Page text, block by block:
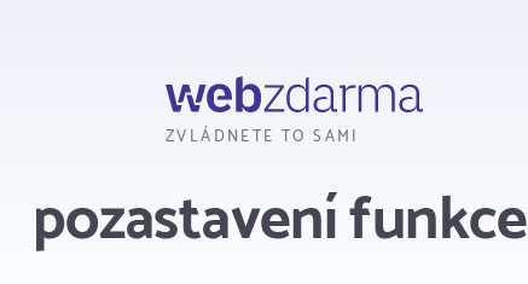
ZVLÁDNETE TO SAMI
pozastavení funkce